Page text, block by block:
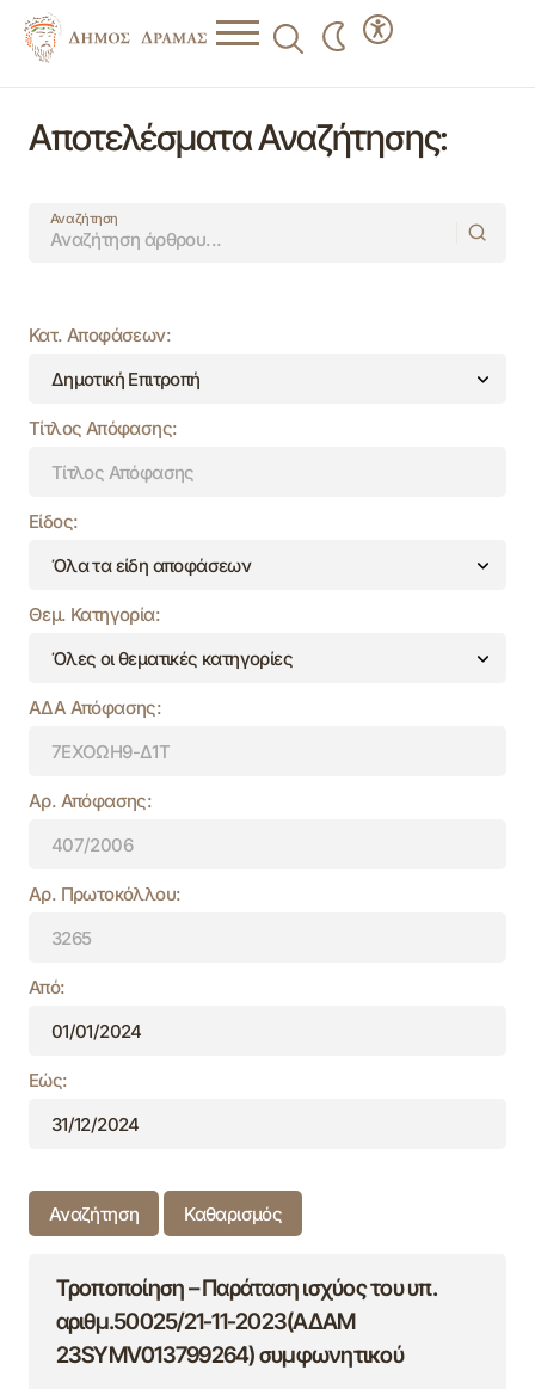
Αποτελέσματα Αναζήτησης:
Αναζήτηση
Κατ. Αποφάσεων:
Τίτλος Απόφασης:
Είδος:
Θεμ. Κατηγορία:
ΑΔΑ Απόφασης:
Αρ. Απόφασης:
Αρ. Πρωτοκόλλου:
Από:
Εώς:
Αναζήτηση Καθαρισμός
Τροποποίηση – Παράταση ισχύος του υπ.
αριθμ.50025/21-11-2023(ΑΔΑΜ
23SYMV013799264) συμφωνητικού